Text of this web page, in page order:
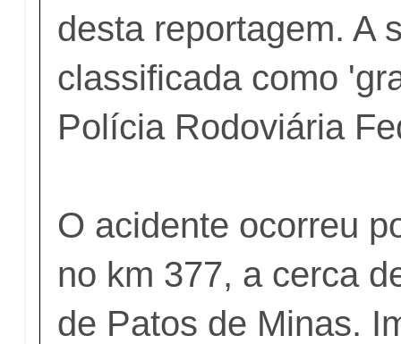
desta reportagem. A
classificada como
Polícia Rodoviária
O acidente ocorreu
no km 377, a cerca
de Patos de Minas.